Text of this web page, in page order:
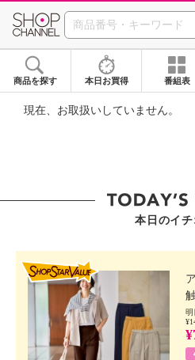
SHOP
商品を探す 本日お買得 番組表
現在、お取扱いしていません。
本日のイチ
明